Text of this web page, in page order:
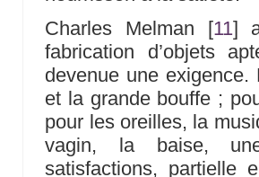
Charles Melman [11]
fabrication d’objets
devenue une
et la grande bouffe ;
pour les oreilles, la
vagin, la baise,
satisfactions, partielle